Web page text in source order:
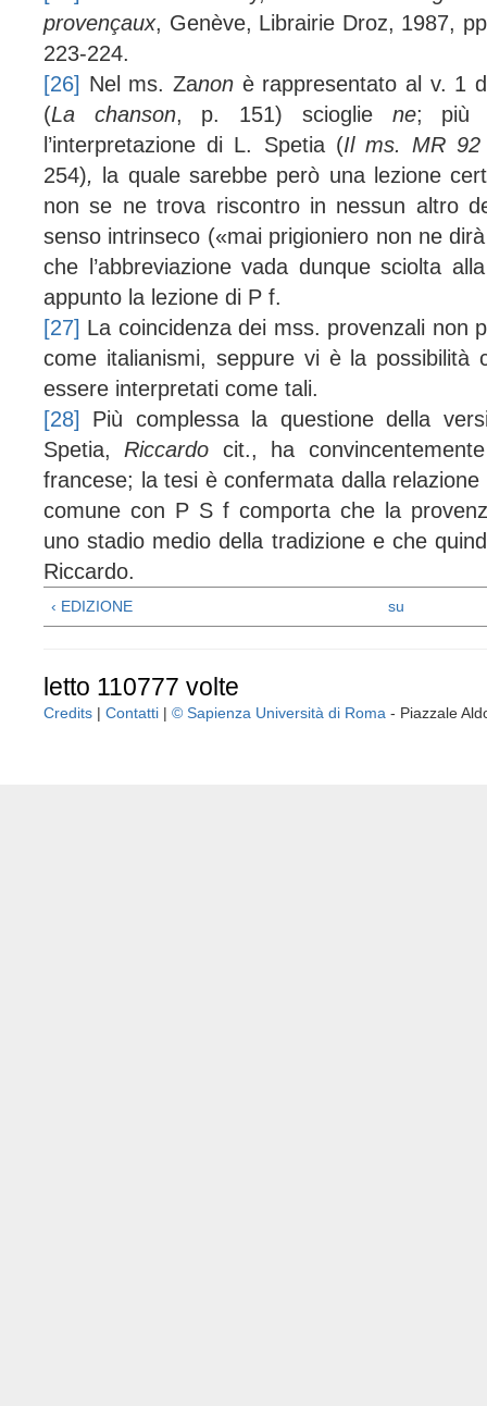
provençaux, Genève, Librairie Droz, 1987,
223-224.
[26] Nel ms. Zanonè rappresentato al v. 1
(La chanson, p. 151) scioglie ne; più
l’interpretazione di L. Spetia (Il ms. MR
254), la quale sarebbe però una lezione
non se ne trova riscontro in nessun altro
senso intrinseco («mai prigioniero non ne
che l’abbreviazione vada dunque sciolta
appunto la lezione di P f.
[27] La coincidenza dei mss. provenzali non
come italianismi, seppure vi è la possibilità
essere interpretati come tali.
[28] Più complessa la questione della
Spetia, Riccardo cit., ha
francese; la tesi è confermata dalla relazione
comune con P S f comporta che la
uno stadio medio della tradizione e che
Riccardo.
‹ EDIZIONE su
letto 110777 volte
Credits | Contatti | © Sapienza Università di Roma - Piazzale